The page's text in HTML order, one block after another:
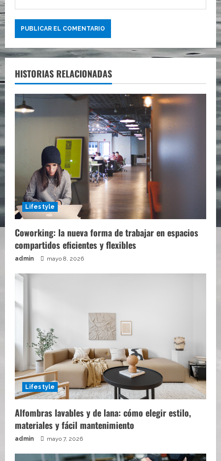
s
HISTORIAS RELACIONADAS
Lifestyle
Coworking: la nueva forma de trabajar en espacios
compartidos eficientes y flexibles
admin mayo 8, 2026
Lifestyle
Alfombras lavables y de lana: cómo elegir estilo,
materiales y fácil mantenimiento
admin mayo 7, 2026